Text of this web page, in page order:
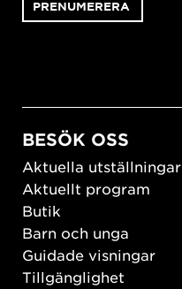
BESÖK OSS
Aktuella utställningar
Aktuellt program
Butik
Barn och unga
Guidade visningar
Tillgänglighet